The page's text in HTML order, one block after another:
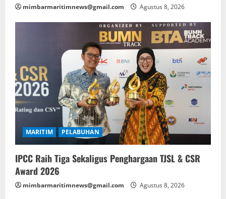
mimbarmaritimnews@gmail.com Agustus 8, 2026
MARITIM PELABUHAN
IPCC Raih Tiga Sekaligus Penghargaan TJSL & CSR
Award 2026
mimbarmaritimnews@gmail.com Agustus 8, 2026